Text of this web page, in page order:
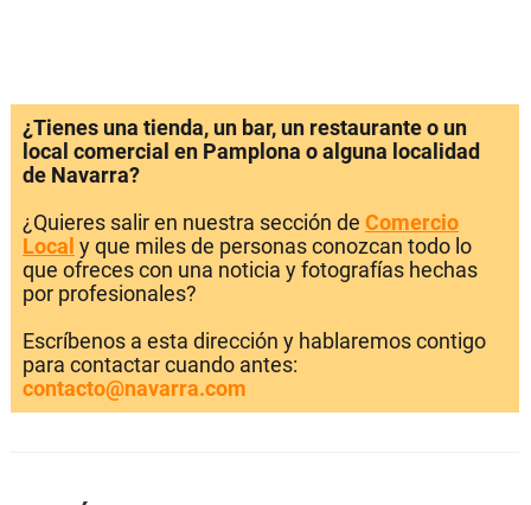
¿Tienes una tienda, un bar, un restaurante o un
local comercial en Pamplona o alguna localidad
de Navarra?
¿Quieres salir en nuestra sección de Comercio
Local y que miles de personas conozcan todo lo
que ofreces con una noticia y fotografías hechas
por profesionales?
Escríbenos a esta dirección y hablaremos contigo
para contactar cuando antes:
contacto@navarra.com